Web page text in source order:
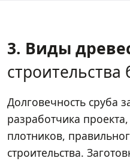
3. Виды
строительства
Долговечность сруба
разработчика
плотников,
строительства.